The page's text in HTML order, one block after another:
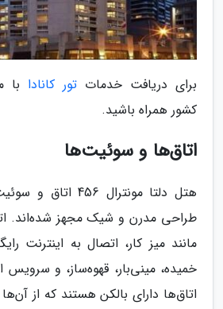
برای دریافت خدمات تور کانادا با
کشور همراه باشید.
اتاق‌ها و سوئیت‌ها
هتل دلتا مونترال
طراحی مدرن و شیک مجهز شده‌اند.
مانند میز کار، اتصال به اینترنت
خمیده، مینی‌بار، قهوه‌ساز، و
اتاق‌ها دارای بالکن هستند که از